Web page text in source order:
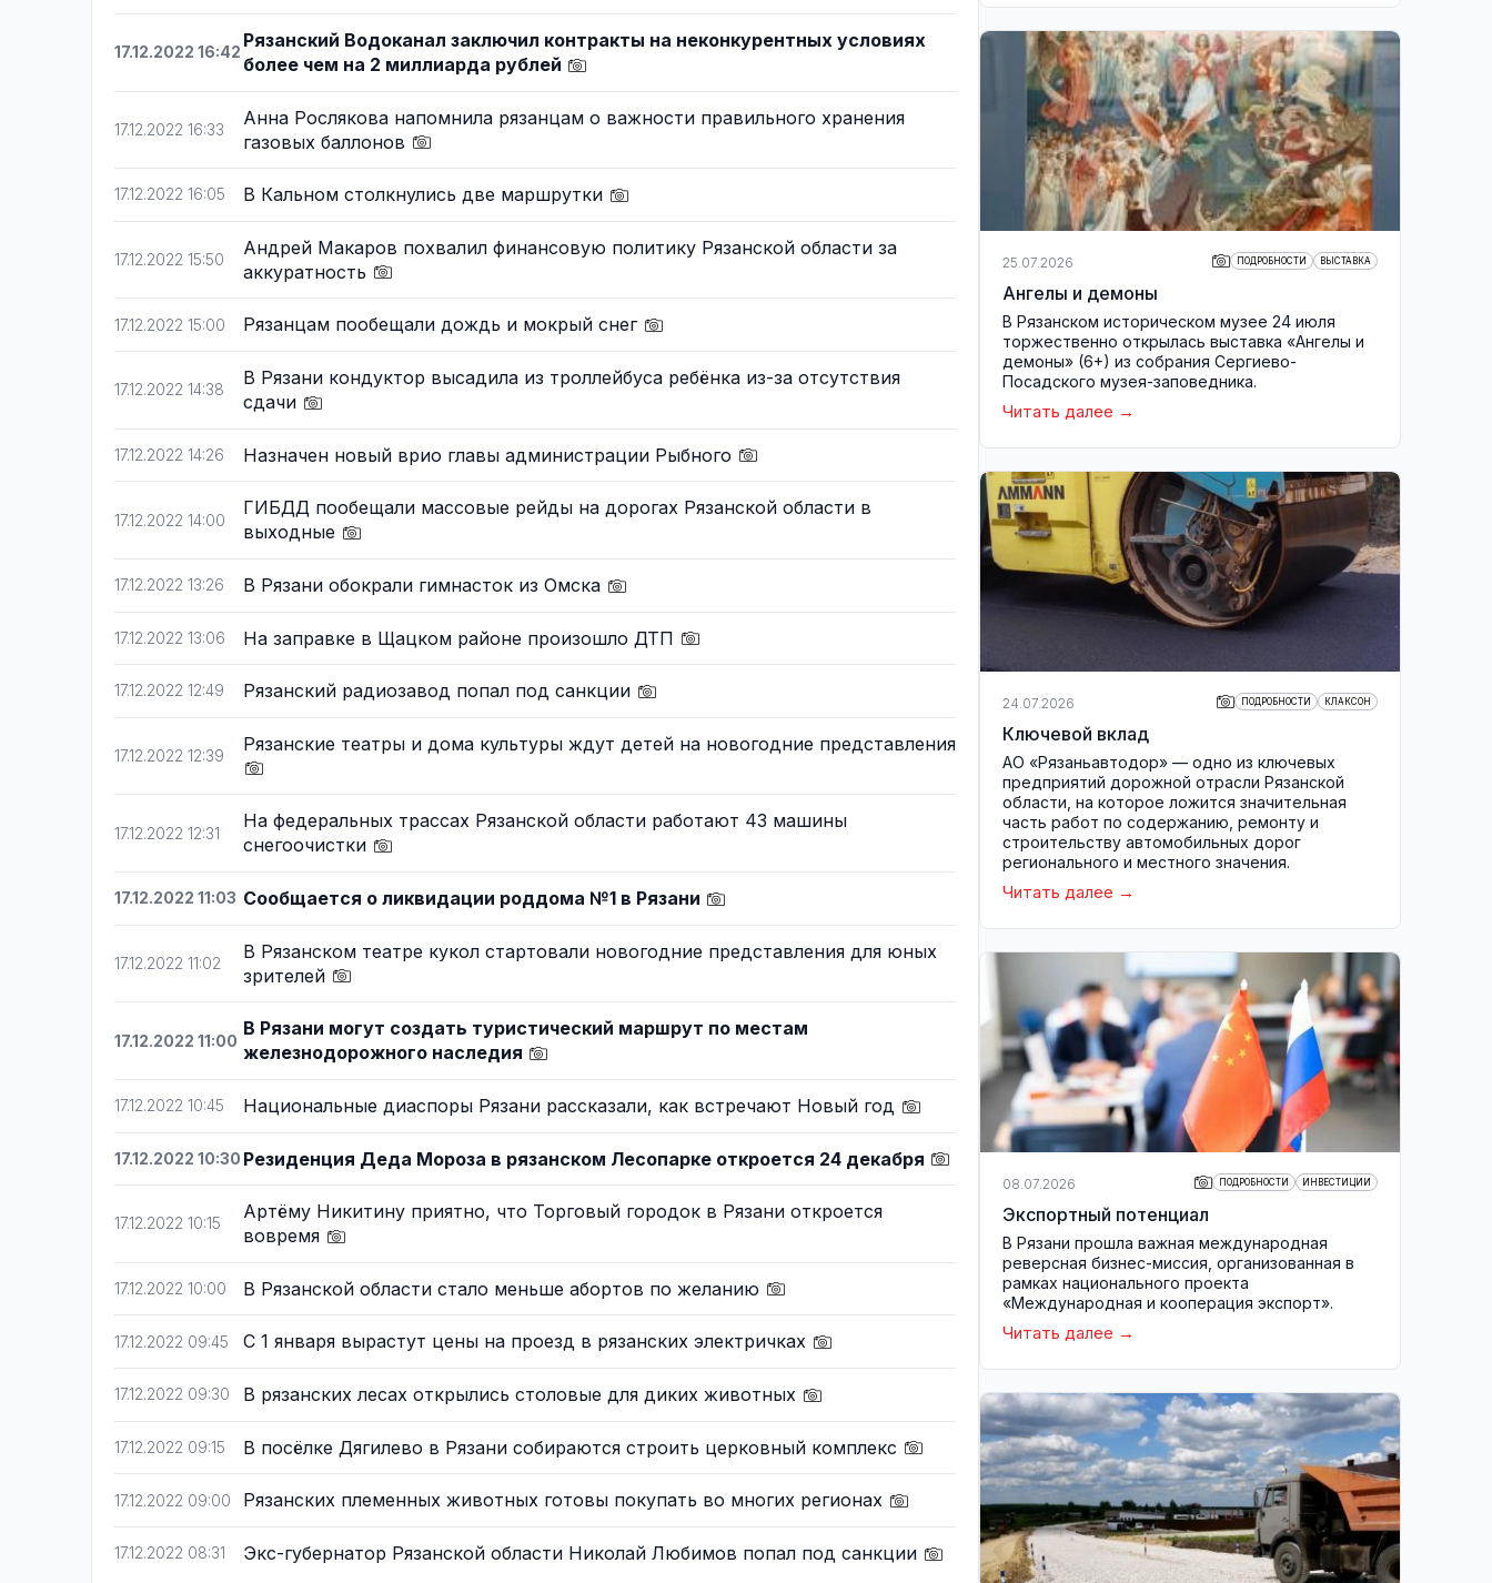
17.12.2022 16:42
Рязанский Водоканал заключил контракты на неконкурентных условиях
более чем на 2 миллиарда рублей
17.12.2022 16:33
Анна Рослякова напомнила рязанцам о важности правильного хранения
газовых баллонов
17.12.2022 16:05 В Кальном столкнулись две маршрутки
17.12.2022 15:50
Андрей Макаров похвалил финансовую политику Рязанской области за
аккуратность
17.12.2022 15:00 Рязанцам пообещали дождь и мокрый снег
17.12.2022 14:38
В Рязани кондуктор высадила из троллейбуса ребёнка из-за отсутствия
сдачи
17.12.2022 14:26 Назначен новый врио главы администрации Рыбного
17.12.2022 14:00
ГИБДД пообещали массовые рейды на дорогах Рязанской области в
выходные
17.12.2022 13:26 В Рязани обокрали гимнасток из Омска
17.12.2022 13:06 На заправке в Щацком районе произошло ДТП
17.12.2022 12:49 Рязанский радиозавод попал под санкции
17.12.2022 12:39
Рязанские театры и дома культуры ждут детей на новогодние представления
17.12.2022 12:31
На федеральных трассах Рязанской области работают 43 машины
снегоочистки
17.12.2022 11:03 Сообщается о ликвидации роддома №1 в Рязани
17.12.2022 11:02
В Рязанском театре кукол стартовали новогодние представления для юных
зрителей
17.12.2022 11:00
В Рязани могут создать туристический маршрут по местам
железнодорожного наследия
17.12.2022 10:45 Национальные диаспоры Рязани рассказали, как встречают Новый год
17.12.2022 10:30 Резиденция Деда Мороза в рязанском Лесопарке откроется 24 декабря
17.12.2022 10:15
Артёму Никитину приятно, что Торговый городок в Рязани откроется
вовремя
17.12.2022 10:00 В Рязанской области стало меньше абортов по желанию
17.12.2022 09:45 С 1 января вырастут цены на проезд в рязанских электричках
17.12.2022 09:30 В рязанских лесах открылись столовые для диких животных
17.12.2022 09:15 В посёлке Дягилево в Рязани собираются строить церковный комплекс
17.12.2022 09:00 Рязанских племенных животных готовы покупать во многих регионах
17.12.2022 08:31 Экс-губернатор Рязанской области Николай Любимов попал под санкции
25.07.2026 ПОДРОБНОСТИ ВЫСТАВКА
Ангелы и демоны
В Рязанском историческом музее 24 июля
торжественно открылась выставка «Ангелы и
демоны» (6+) из собрания Сергиево-
Посадского музея-заповедника.
Читать далее
24.07.2026 ПОДРОБНОСТИ КЛАКСОН
Ключевой вклад
АО «Рязаньавтодор» — одно из ключевых
предприятий дорожной отрасли Рязанской
области, на которое ложится значительная
часть работ по содержанию, ремонту и
строительству автомобильных дорог
регионального и местного значения.
Читать далее
08.07.2026 ПОДРОБНОСТИ ИНВЕСТИЦИИ
Экспортный потенциал
В Рязани прошла важная международная
реверсная бизнес-миссия, организованная в
рамках национального проекта
«Международная и кооперация экспорт».
Читать далее